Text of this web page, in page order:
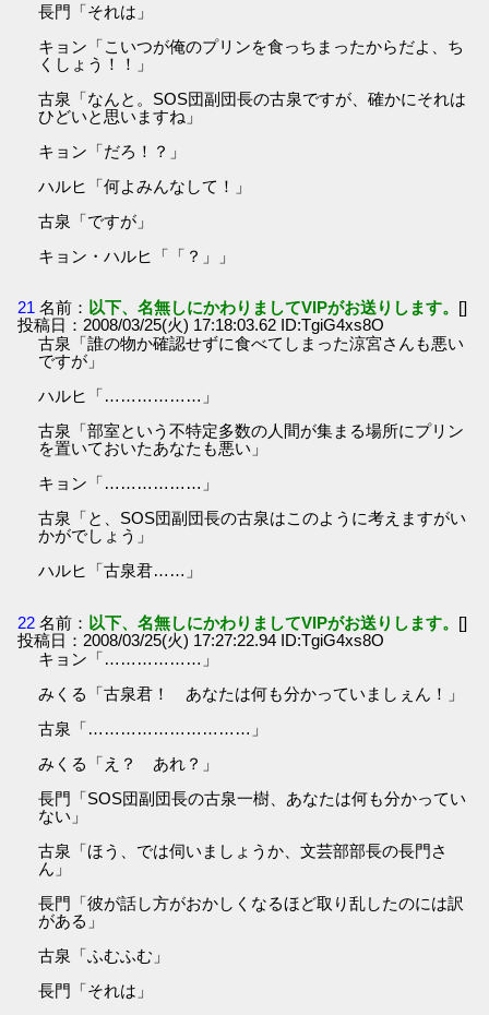
長門「それは」
キョン「こいつが俺のプリンを食っちまったからだよ、ち
くしょう！！」
古泉「なんと。SOS団副団長の古泉ですが、確かにそれは
ひどいと思いますね」
キョン「だろ！？」
ハルヒ「何よみんなして！」
古泉「ですが」
キョン・ハルヒ「「？」」
21 名前： 以下、名無しにかわりましてVIPがお送りします。 []
投稿日：2008/03/25(火) 17:18:03.62 ID:TgiG4xs8O
古泉「誰の物か確認せずに食べてしまった涼宮さんも悪い
ですが」
ハルヒ「………………」
古泉「部室という不特定多数の人間が集まる場所にプリン
を置いておいたあなたも悪い」
キョン「………………」
古泉「と、SOS団副団長の古泉はこのように考えますがい
かがでしょう」
ハルヒ「古泉君……」
22 名前： 以下、名無しにかわりましてVIPがお送りします。 []
投稿日：2008/03/25(火) 17:27:22.94 ID:TgiG4xs8O
キョン「………………」
みくる「古泉君！ あなたは何も分かっていましぇん！」
古泉「…………………………」
みくる「え？ あれ？」
長門「SOS団副団長の古泉一樹、あなたは何も分かってい
ない」
古泉「ほう、では伺いましょうか、文芸部部長の長門さ
ん」
長門「彼が話し方がおかしくなるほど取り乱したのには訳
がある」
古泉「ふむふむ」
長門「それは」